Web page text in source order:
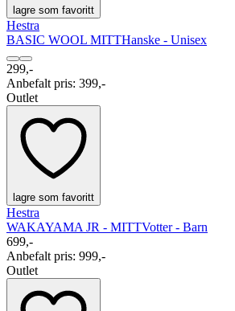
lagre som favoritt
Hestra
BASIC WOOL MITTHanske - Unisex
299,-
Anbefalt pris: 399,-
Outlet
lagre som favoritt
Hestra
WAKAYAMA JR - MITTVotter - Barn
699,-
Anbefalt pris: 999,-
Outlet